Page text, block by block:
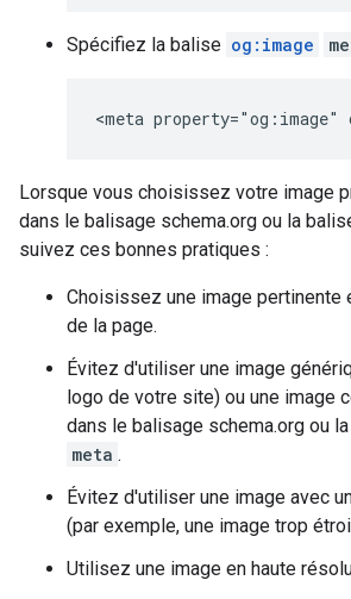
Spécifiez la balise og:image
<meta
Lorsque vous choisissez votre image
dans le balisage schema.org ou la
suivez ces bonnes pratiques :
Choisissez une image pertinente
de la page.
Évitez d'utiliser une image
logo de votre site) ou une image
dans le balisage schema.org ou
meta .
Évitez d'utiliser une image avec
(par exemple, une image trop
Utilisez une image en haute